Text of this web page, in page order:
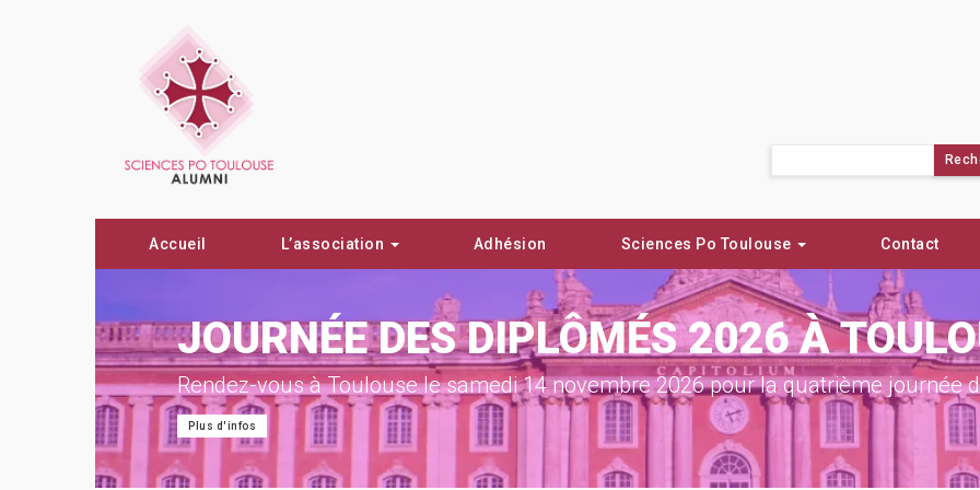
Accueil L’association Adhésion Sciences Po Toulouse Contact
JOURNÉE DES DIPLÔMÉS 2026 À
Rendez-vous à Toulouse le samedi 14 novembre 2026 pour la quatrième journée
Plus d'infos